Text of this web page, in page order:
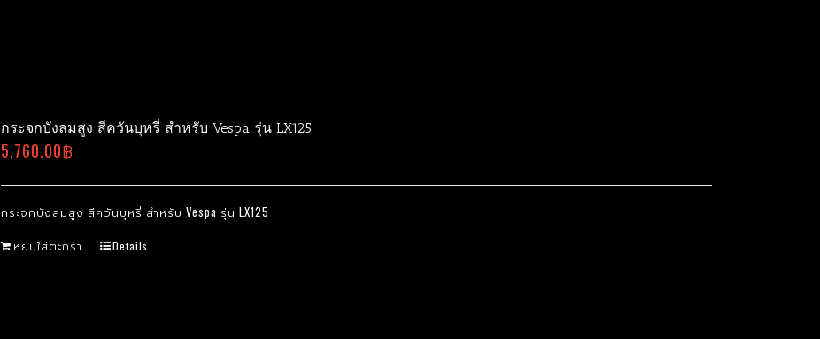
กระจกบังลมสูง สีควันบุหรี่ สำหรับ Vespa รุ่น LX125
5,760.00฿
กระจกบังลมสูง สีควันบุหรี่ สำหรับ Vespa รุ่น LX125
หยิบใส่ตะกร้า Details